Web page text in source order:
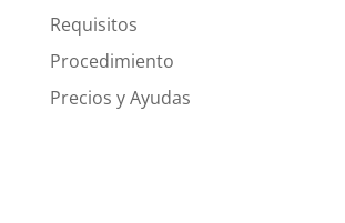
Requisitos
Procedimiento
Precios y Ayudas